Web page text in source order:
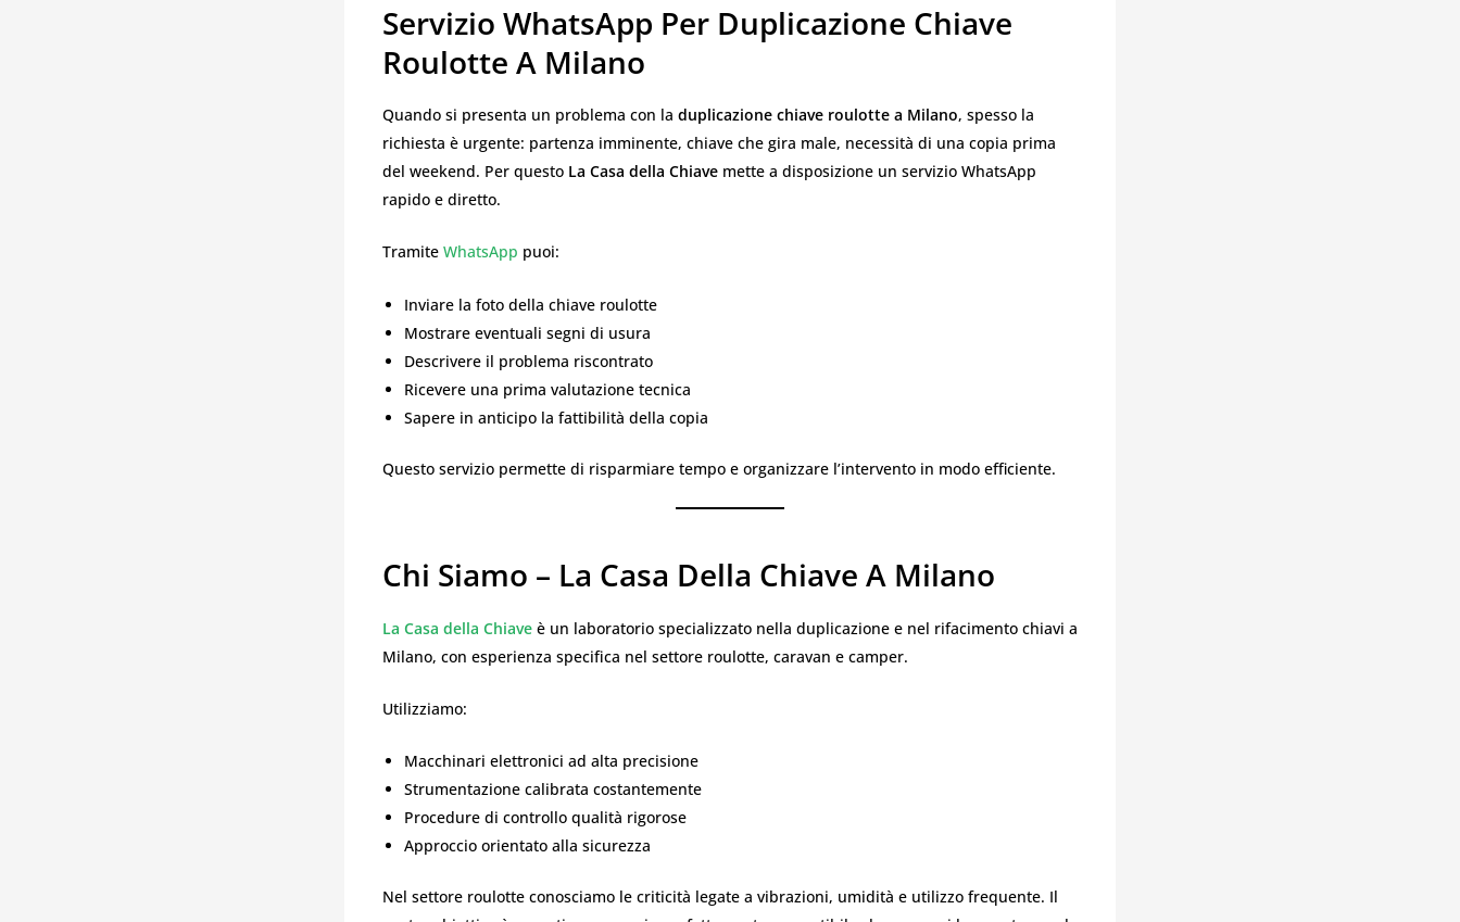
Servizio WhatsApp Per Duplicazione Chiave
Roulotte A Milano
Quando si presenta un problema con la duplicazione chiave roulotte a Milano, spesso la
richiesta è urgente: partenza imminente, chiave che gira male, necessità di una copia prima
del weekend. Per questo La Casa della Chiave mette a disposizione un servizio WhatsApp
rapido e diretto.
Tramite WhatsApp puoi:
Inviare la foto della chiave roulotte
Mostrare eventuali segni di usura
Descrivere il problema riscontrato
Ricevere una prima valutazione tecnica
Sapere in anticipo la fattibilità della copia
Questo servizio permette di risparmiare tempo e organizzare l’intervento in modo efficiente.
Chi Siamo – La Casa Della Chiave A Milano
La Casa della Chiave è un laboratorio specializzato nella duplicazione e nel rifacimento chiavi a
Milano, con esperienza specifica nel settore roulotte, caravan e camper.
Utilizziamo:
Macchinari elettronici ad alta precisione
Strumentazione calibrata costantemente
Procedure di controllo qualità rigorose
Approccio orientato alla sicurezza
Nel settore roulotte conosciamo le criticità legate a vibrazioni, umidità e utilizzo frequente. Il